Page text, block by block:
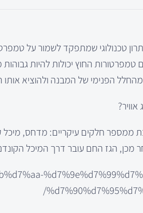
טכנולוגי שמתפקד לשמור על
החוץ יכולות להיות
הפנימי של המבנה ולהוציא
ממספר חלקים עיקריים: מדחס, מיכל
מכן, הגז החם עובר דרך המיכל